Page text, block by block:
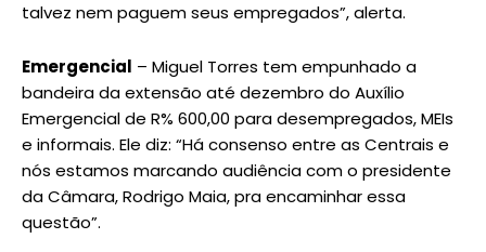
talvez nem paguem seus empregados”, alerta.
Emergencial – Miguel Torres tem empunhado a
bandeira da extensão até dezembro do Auxílio
Emergencial de R% 600,00 para desempregados, MEIs
e informais. Ele diz: “Há consenso entre as Centrais e
nós estamos marcando audiência com o presidente
da Câmara, Rodrigo Maia, pra encaminhar essa
questão”.